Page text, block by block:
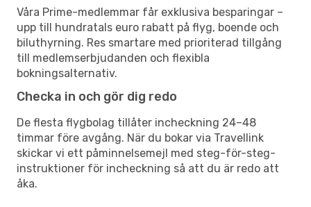
Våra Prime-medlemmar får exklusiva besparingar –
upp till hundratals euro rabatt på flyg, boende och
biluthyrning. Res smartare med prioriterad tillgång
till medlemserbjudanden och flexibla
bokningsalternativ.
Checka in och gör dig redo
De flesta flygbolag tillåter incheckning 24–48
timmar före avgång. När du bokar via Travellink
skickar vi ett påminnelsemejl med steg-för-steg-
instruktioner för incheckning så att du är redo att
åka.